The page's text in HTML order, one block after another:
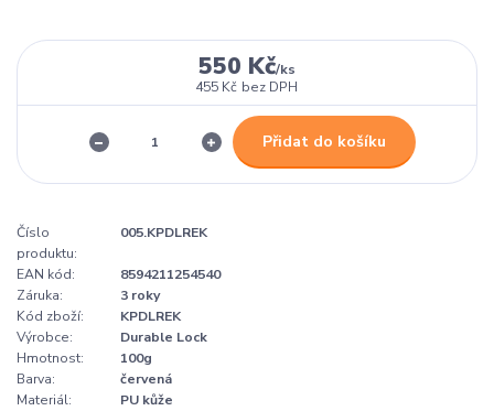
550 Kč/ks
455 Kč bez DPH
Přidat do košíku
Číslo
produktu:
005.KPDLREK
EAN kód:
8594211254540
Záruka:
3 roky
Kód zboží:
KPDLREK
Výrobce:
Durable Lock
Hmotnost:
100g
Barva:
červená
Materiál:
PU kůže